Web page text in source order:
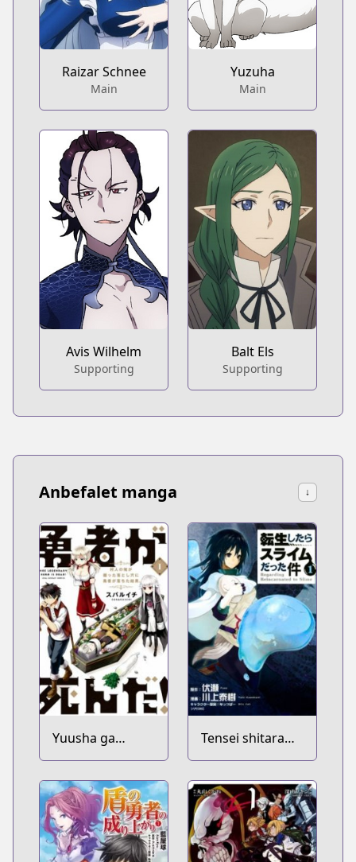
Raizar Schnee
Main
Yuzuha
Main
Avis Wilhelm
Supporting
Balt Els
Supporting
Anbefalet manga ↓
Yuusha ga
Shinda!:
Murabito no Ore
ga Hotta
Otoshiana ni
Yuusha ga
Ochita Kekka.
Tensei shitara
Slime Datta Ken